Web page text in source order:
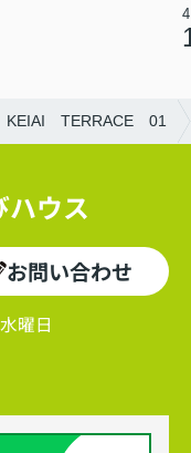
KEIAI TERRACE 01
ウス
お問い合わせ
水曜日